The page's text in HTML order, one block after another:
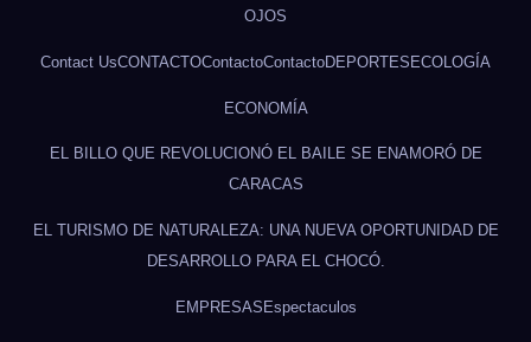
OJOS
Contact UsCONTACTOContactoContactoDEPORTESECOLOGÍA
ECONOMÍA
EL BILLO QUE REVOLUCIONÓ EL BAILE SE ENAMORÓ DE
CARACAS
EL TURISMO DE NATURALEZA: UNA NUEVA OPORTUNIDAD DE
DESARROLLO PARA EL CHOCÓ.
EMPRESASEspectaculos